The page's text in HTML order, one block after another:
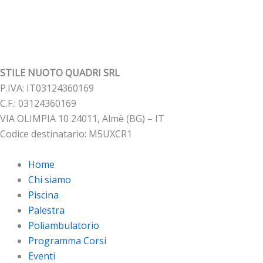
STILE NUOTO QUADRI SRL
P.IVA: IT03124360169
C.F.: 03124360169
VIA OLIMPIA 10 24011, Almè (BG) – IT
Codice destinatario: M5UXCR1
Home
Chi siamo
Piscina
Palestra
Poliambulatorio
Programma Corsi
Eventi